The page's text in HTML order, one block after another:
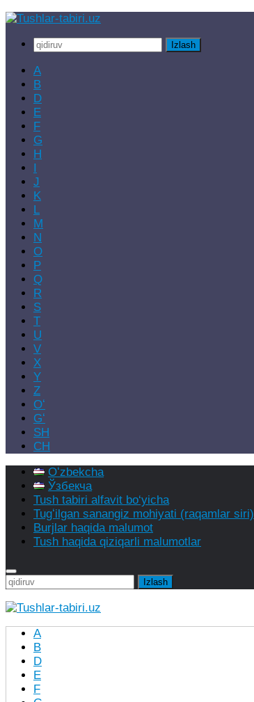
Skip
contentQidirshish:
A
B
D
E
F
G
H
I
J
K
L
M
N
O
P
Q
R
S
T
U
V
X
Y
Z
Oʻ
Gʻ
SH
CH
Oʻzbekcha
Ўзбекча
Tush tabiri alfavit bo‘yicha
Tugʻilgan sanangiz mohiyati (raqamlar siri)
Burjlar haqida malumot
Tush haqida qiziqarli malumotlar
Qidirshish:
A
B
D
E
F